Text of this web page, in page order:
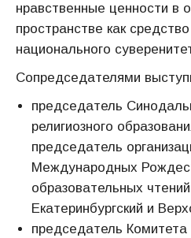
нравственные ценности в
пространстве как
национального
Сопредседателями
председатель
религиозного
председатель
Международных
образовательных
Екатеринбургский и
председатель